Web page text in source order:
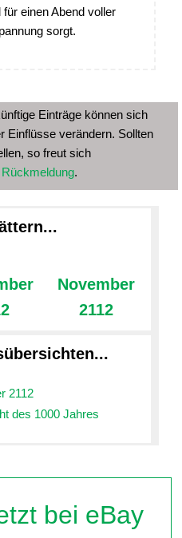
einen Abend voller
sorgt.
Einträge können sich
Einflüsse verändern. Sollten
so freut sich
.
November
2112
2112
des 1000 Jahres
bei eBay